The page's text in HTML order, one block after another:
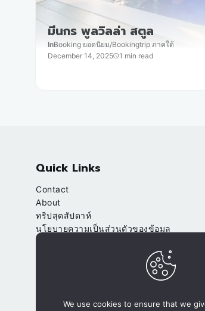
มีนกร พูลวิลล่า สตูล
InBooking ยอดนิยม/Bookingtrip ภาคใต้
December 14, 2025
1 min read
Quick Links
Contact
About
ทริปสุดสัปดาห์
นโยบายความเป็นส่วนตัวของข้อมูล
จองที่พัก.comWe use cookies to ensure that we